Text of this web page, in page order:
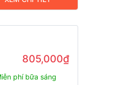
805,000₫
phí bữa sáng